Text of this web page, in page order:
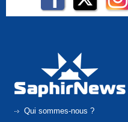
Qui sommes-nous ?